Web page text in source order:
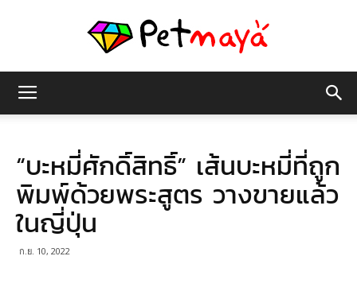
มายา
“บะหมี่ศักดิ์สิทธิ์” เส้นบะหมี่ที่ถูก
พิมพ์ด้วยพระสูตร วางขายแล้ว
ในญี่ปุ่น
ก.ย. 10, 2022